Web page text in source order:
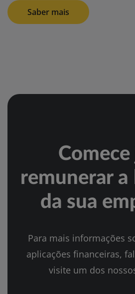
Saber mais
Comece
remunerar a
da sua
Para mais informações
aplicações financeiras,
visite um dos